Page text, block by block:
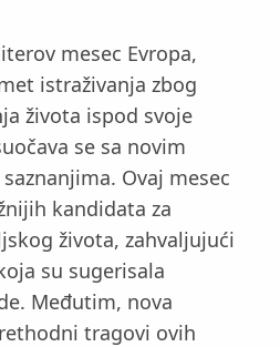
mesec Evropa,
istraživanja zbog
života ispod svoje
se sa novim
Ovaj mesec
kandidata za
života, zahvaljujući
su sugerisala
Međutim, nova
tragovi ovih